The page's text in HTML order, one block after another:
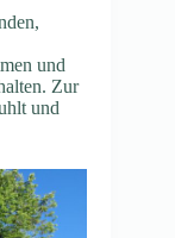
und
Zur
und